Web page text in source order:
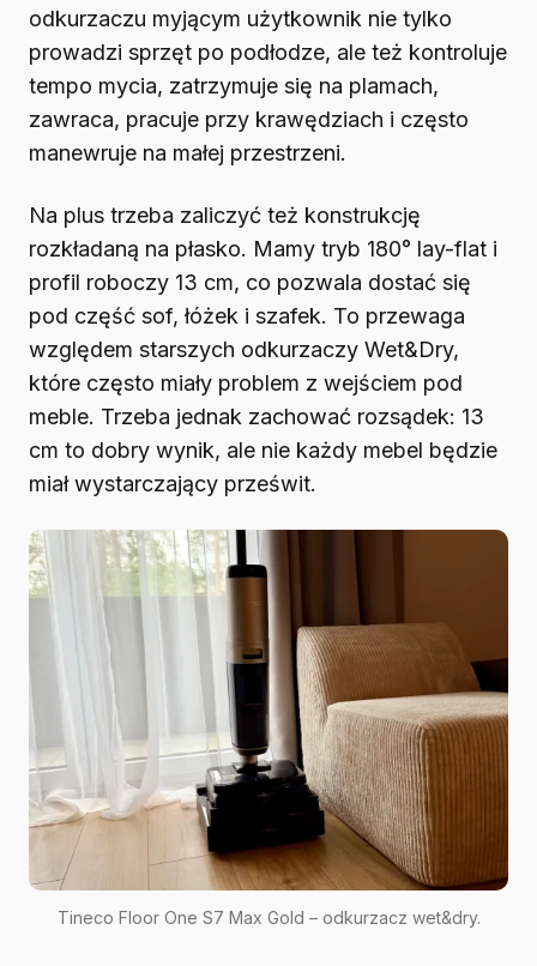
odkurzaczu myjącym użytkownik nie tylko
prowadzi sprzęt po podłodze, ale też kontroluje
tempo mycia, zatrzymuje się na plamach,
zawraca, pracuje przy krawędziach i często
manewruje na małej przestrzeni.
Na plus trzeba zaliczyć też konstrukcję
rozkładaną na płasko. Mamy tryb 180° lay-flat i
profil roboczy 13 cm, co pozwala dostać się
pod część sof, łóżek i szafek. To przewaga
względem starszych odkurzaczy Wet&Dry,
które często miały problem z wejściem pod
meble. Trzeba jednak zachować rozsądek: 13
cm to dobry wynik, ale nie każdy mebel będzie
miał wystarczający prześwit.
Tineco Floor One S7 Max Gold – odkurzacz wet&dry.